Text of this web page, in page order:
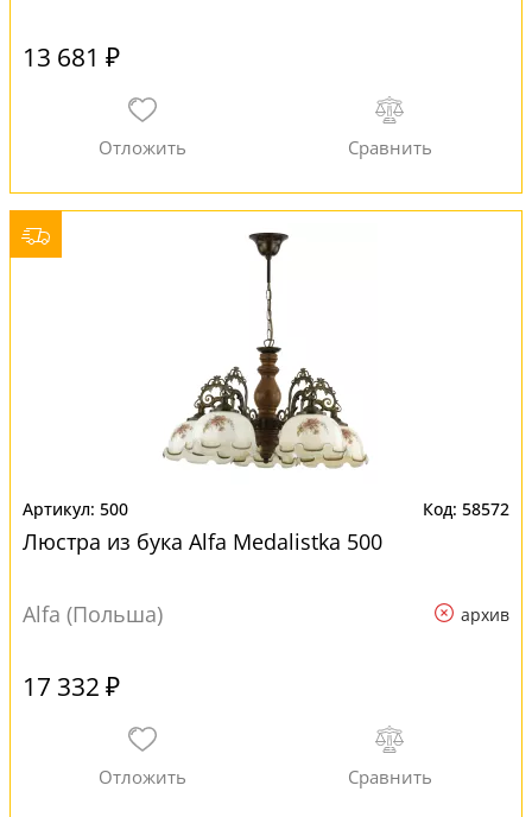
13 681 ₽
500 58572
Люстра из бука Alfa Medalistka 500
Alfa (Польша) архив
17 332 ₽